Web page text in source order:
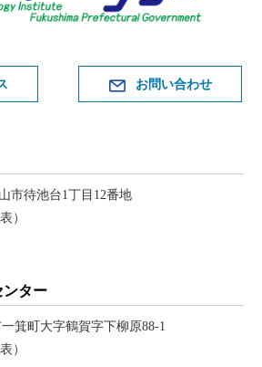
お問い合わせ
市待池台1丁目12番地
）
ンター
箕町大字鶴賀字下柳原88-1
）